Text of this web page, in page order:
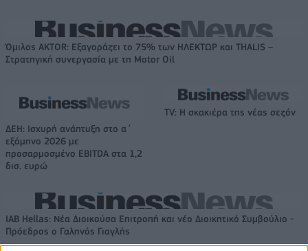
Όμιλος AKTOR: Εξαγοράζει το 75% των ΗΛΕΚΤΩΡ και THALIS –
Στρατηγική συνεργασία με τη Motor Oil
ΔΕΗ: Ισχυρή ανάπτυξη στο α΄
εξάμηνο 2026 με
προσαρμοσμένο EBITDA στα 1,2
δισ. ευρώ
TV: Η σκακιέρα της νέας σεζόν
IAB Hellas: Νέα Διοικούσα Επιτροπή και νέο Διοικητικό Συμβούλιο -
Πρόεδρος ο Γαληνός Γιαγλής